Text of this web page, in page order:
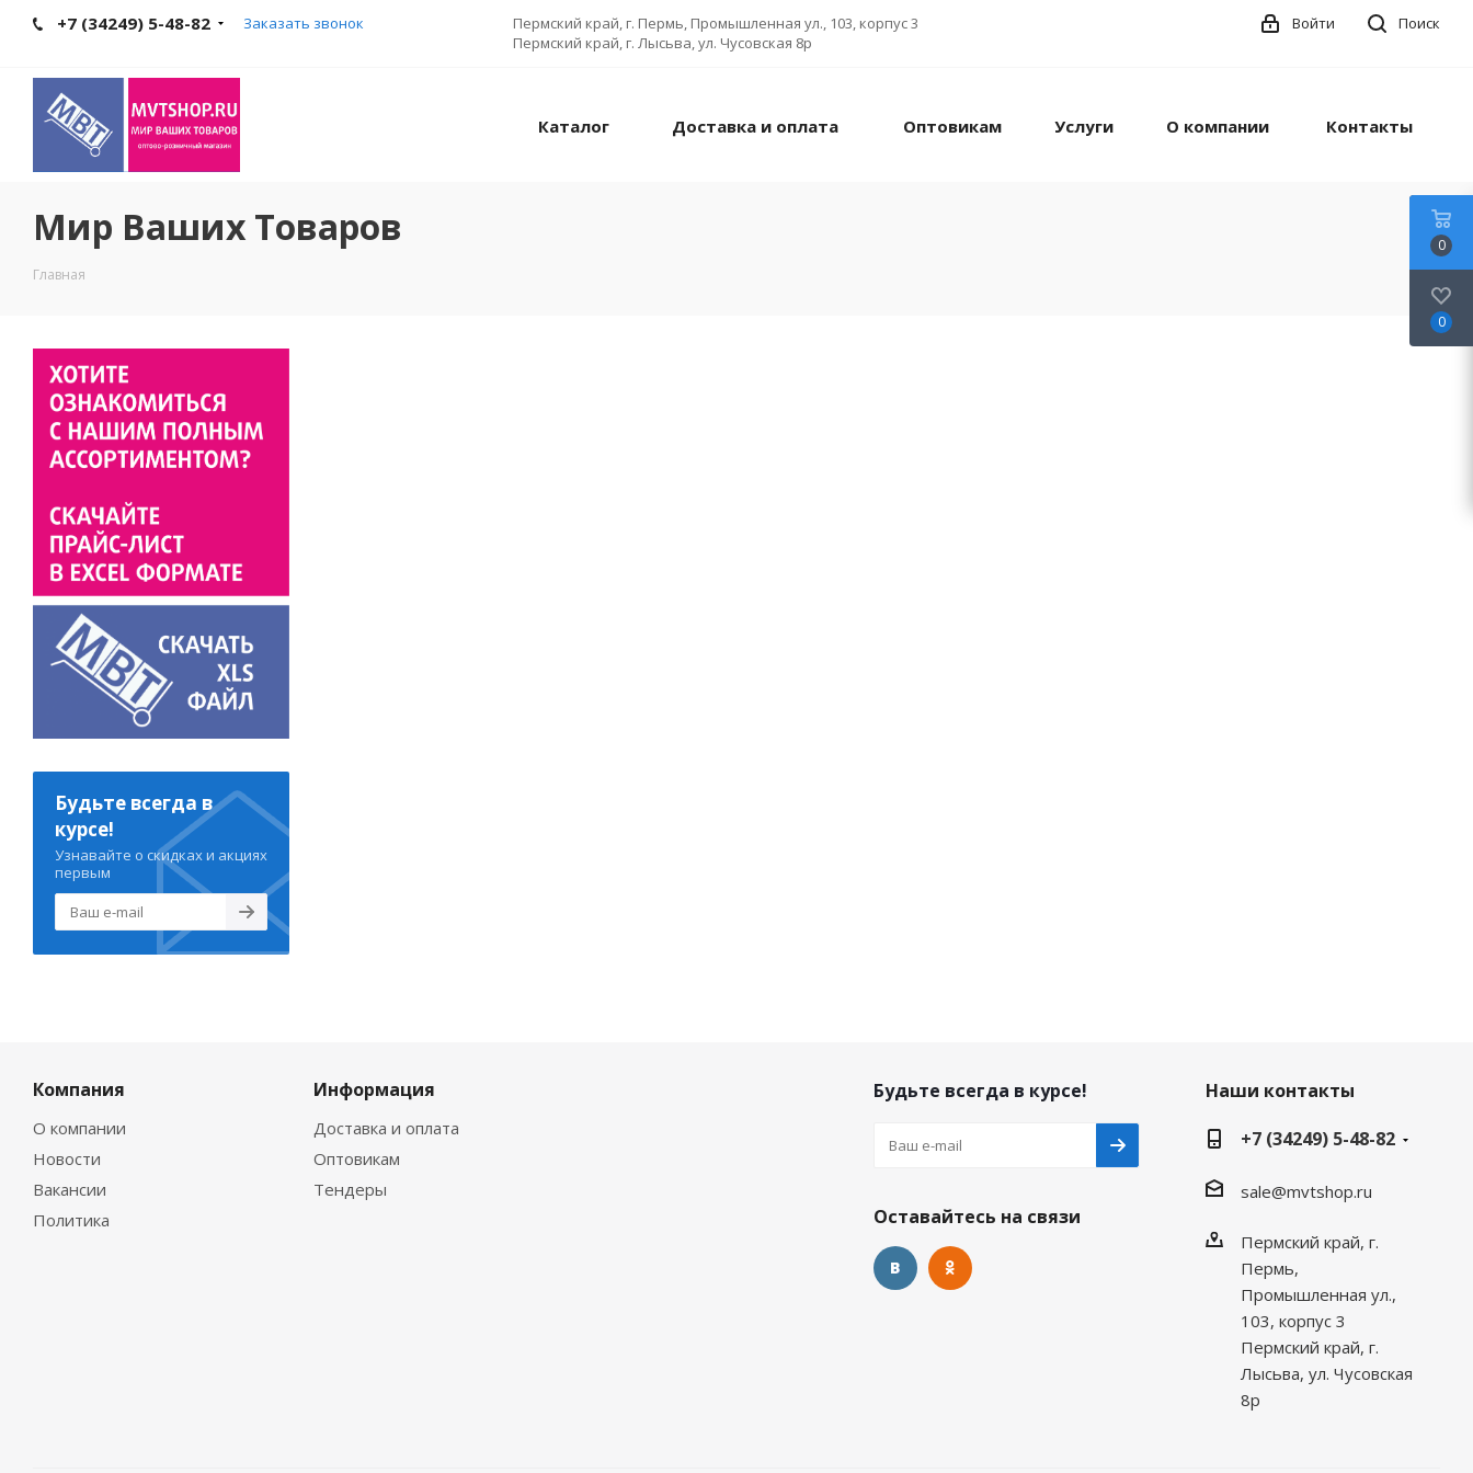
+7 (34249) 5-48-82 Заказать звонок
Пермский край, г. Пермь, Промышленная ул., 103, корпус 3
Пермский край, г. Лысьва, ул. Чусовская 8р
Поиск
Войти
Каталог Доставка и оплата Оптовикам Услуги О компании Контакты
Мир Ваших Товаров
Главная
Будьте всегда в
курсе!
Узнавайте о скидках и акциях
первым
Компания
О компании
Новости
Вакансии
Политика
Информация
Доставка и оплата
Оптовикам
Тендеры
Будьте всегда в курсе!
Оставайтесь на связи
Наши контакты
+7 (34249) 5-48-82
sale@mvtshop.ru
Пермский край, г.
Пермь,
Промышленная ул.,
103, корпус 3
Пермский край, г.
Лысьва, ул. Чусовская
8р
0
0